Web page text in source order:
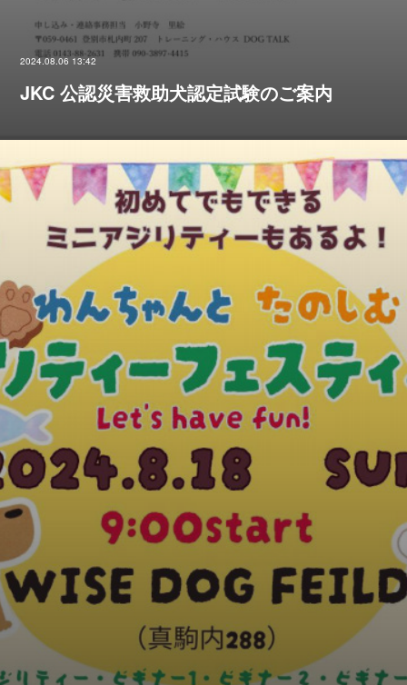
2024.08.06 13:42
JKC 公認災害救助犬認定試験のご案内